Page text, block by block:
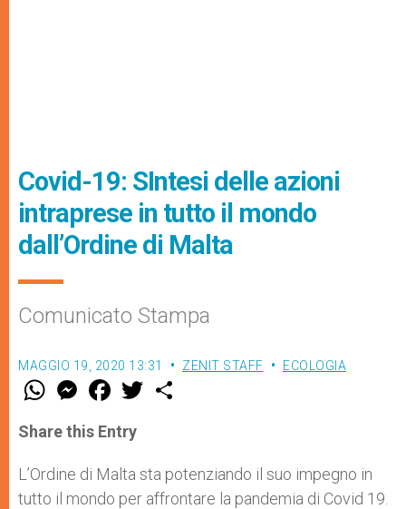
Covid-19: SIntesi delle azioni
intraprese in tutto il mondo
dall’Ordine di Malta
Comunicato Stampa
MAGGIO 19, 2020 13:31 ZENIT STAFF ECOLOGIA
W
t
s
p
p
M
e
s
e
g
e
r
F
a
e
b
o
k
w
r
Share this Entry
L’Ordine di Malta sta potenziando il suo impegno in
tutto il mondo per affrontare la pandemia di Covid 19.